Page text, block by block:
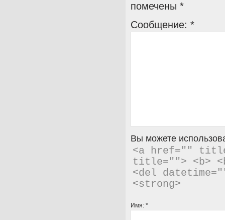
помечены *
Сообщение: *
Вы можете
<a href=""
title=""> <b>
<del
<strong>
Имя: *